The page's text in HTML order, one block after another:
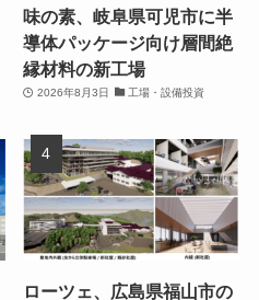
味の素、岐阜県可児市に半
導体パッケージ向け層間絶
縁材料の新工場
2026年8月3日 工場・設備投資
ローツェ、広島県福山市の